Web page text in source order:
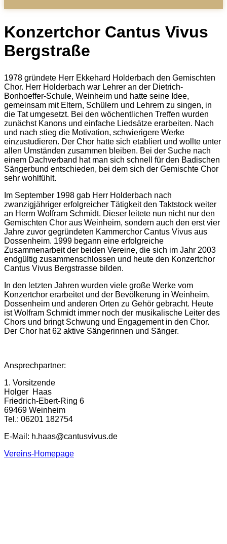
Konzertchor Cantus Vivus
Bergstraße
1978 gründete Herr Ekkehard Holderbach den Gemischten
Chor. Herr Holderbach war Lehrer an der Dietrich-
Bonhoeffer-Schule, Weinheim und hatte seine Idee,
gemeinsam mit Eltern, Schülern und Lehrern zu singen, in
die Tat umgesetzt. Bei den wöchentlichen Treffen wurden
zunächst Kanons und einfache Liedsätze erarbeiten. Nach
und nach stieg die Motivation, schwierigere Werke
einzustudieren. Der Chor hatte sich etabliert und wollte unter
allen Umständen zusammen bleiben. Bei der Suche nach
einem Dachverband hat man sich schnell für den Badischen
Sängerbund entschieden, bei dem sich der Gemischte Chor
sehr wohlfühlt.
Im September 1998 gab Herr Holderbach nach
zwanzigjähriger erfolgreicher Tätigkeit den Taktstock weiter
an Herrn Wolfram Schmidt. Dieser leitete nun nicht nur den
Gemischten Chor aus Weinheim, sondern auch den erst vier
Jahre zuvor gegründeten Kammerchor Cantus Vivus aus
Dossenheim. 1999 begann eine erfolgreiche
Zusammenarbeit der beiden Vereine, die sich im Jahr 2003
endgültig zusammenschlossen und heute den Konzertchor
Cantus Vivus Bergstrasse bilden.
In den letzten Jahren wurden viele große Werke vom
Konzertchor erarbeitet und der Bevölkerung in Weinheim,
Dossenheim und anderen Orten zu Gehör gebracht. Heute
ist Wolfram Schmidt immer noch der musikalische Leiter des
Chors und bringt Schwung und Engagement in den Chor.
Der Chor hat 62 aktive Sängerinnen und Sänger.
Ansprechpartner:
1. Vorsitzende
Holger Haas
Friedrich-Ebert-Ring 6
69469 Weinheim
Tel.: 06201 182754
E-Mail: h.haas@cantusvivus.de
Vereins-Homepage